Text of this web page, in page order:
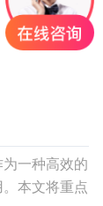
一种高效的
本文将重点